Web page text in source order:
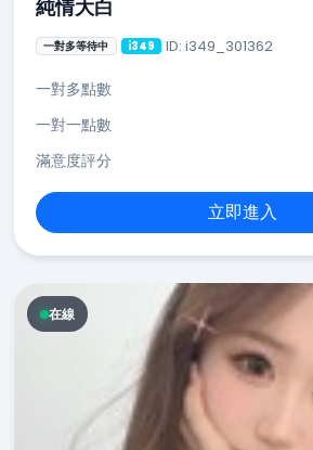
純情大白
一對多等待中 i349 ID: i349_301362
一對多點數
一對一點數
滿意度評分
立即進入
在線